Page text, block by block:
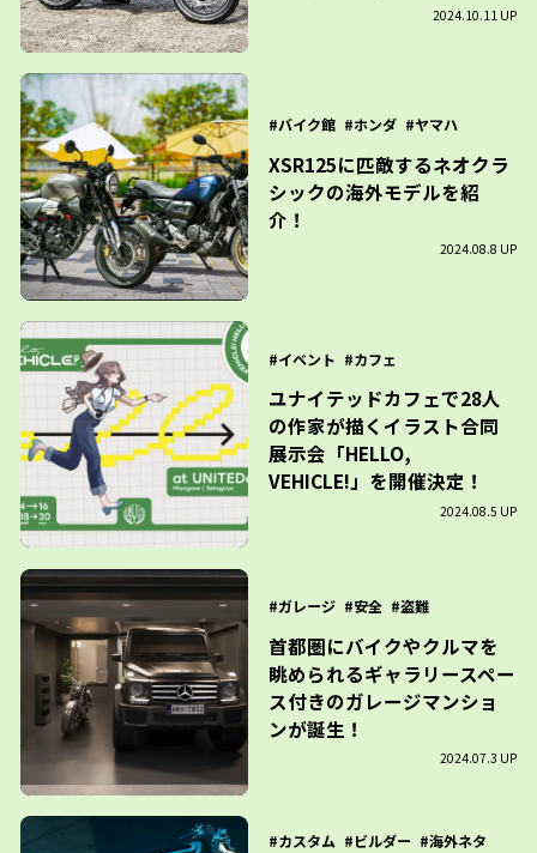
2024.10.11 UP
バイク館 ホンダ ヤマハ
XSR125に匹敵するネオクラ
シックの海外モデルを紹
介！
2024.08.8 UP
イベント カフェ
ユナイテッドカフェで28人
の作家が描くイラスト合同
展示会「HELLO,
VEHICLE!」を開催決定！
2024.08.5 UP
ガレージ 安全 盗難
首都圏にバイクやクルマを
眺められるギャラリースペー
ス付きのガレージマンショ
ンが誕生！
2024.07.3 UP
カスタム ビルダー 海外ネタ